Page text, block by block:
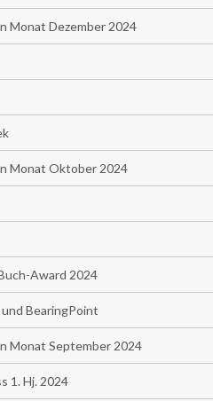
Monat Dezember 2024
Monat Oktober 2024
Award 2024
BearingPoint
Monat September 2024
1. Hj. 2024